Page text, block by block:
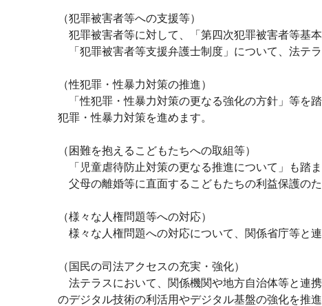
（犯罪被害者等への支援等）
犯罪被害者等に対して、「第四次犯罪被害者等基
「犯罪被害者等支援弁護士制度」について、法テ
（性犯罪・性暴力対策の推進）
「性犯罪・性暴力対策の更なる強化の方針」等を
犯罪・性暴力対策を進めます。
（困難を抱えるこどもたちへの取組等）
「児童虐待防止対策の更なる推進について」も踏
父母の離婚等に直面するこどもたちの利益保護の
（様々な人権問題等への対応）
様々な人権問題への対応について、関係省庁等と
（国民の司法アクセスの充実・強化）
法テラスにおいて、関係機関や地方自治体等と連
のデジタル技術の利活用やデジタル基盤の強化を推